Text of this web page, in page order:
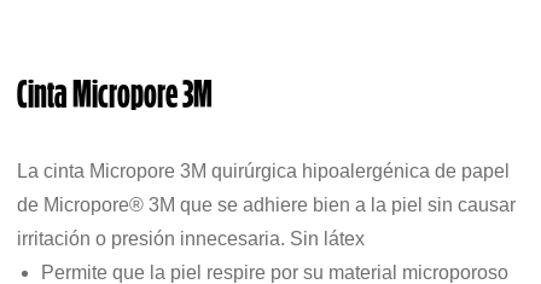
Cinta Micropore 3M
La cinta Micropore 3M quirúrgica hipoalergénica de papel
de Micropore® 3M que se adhiere bien a la piel sin causar
irritación o presión innecesaria. Sin látex
Permite que la piel respire por su material microporoso